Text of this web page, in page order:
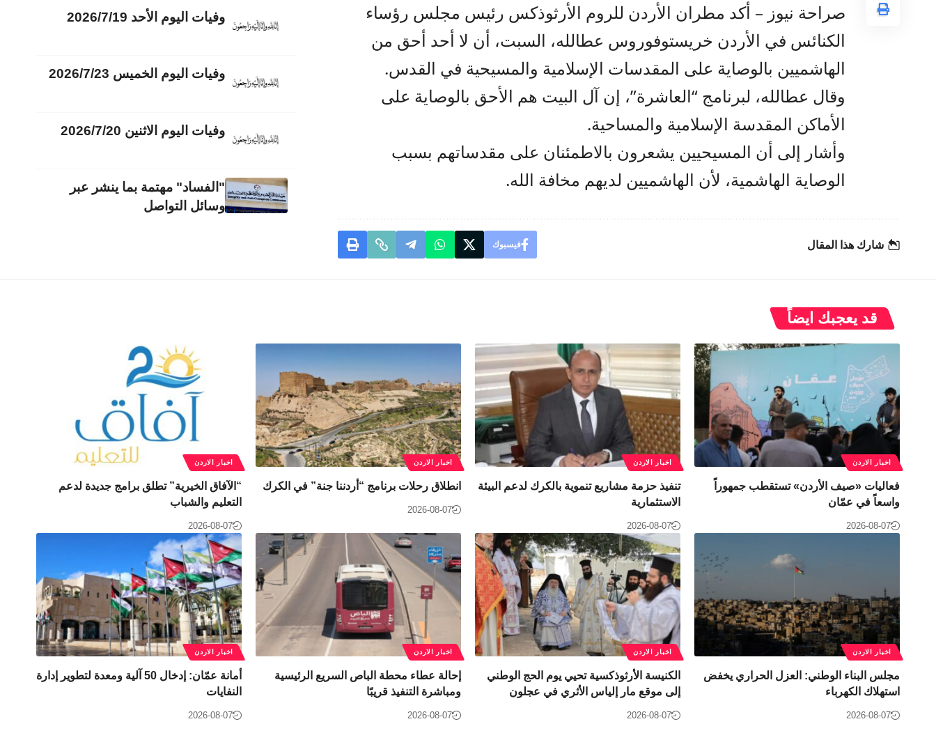
صراحة نيوز – أكد مطران الأردن للروم الأرثوذكس رئيس مجلس رؤساء
الكنائس في الأردن خريستوفوروس عطالله، السبت، أن لا أحد أحق من
الهاشميين بالوصاية على المقدسات الإسلامية والمسيحية في القدس.
وقال عطالله، لبرنامج “العاشرة”، إن آل البيت هم الأحق بالوصاية على
الأماكن المقدسة الإسلامية والمساحية.
وأشار إلى أن المسيحيين يشعرون بالاطمئنان على مقدساتهم بسبب
الوصاية الهاشمية، لأن الهاشميين لديهم مخافة الله.
شارك هذا المقال فيسبوك
وفيات اليوم الأحد 2026/7/19
وفيات اليوم الخميس 2026/7/23
وفيات اليوم الاثنين 2026/7/20
"الفساد" مهتمة بما ينشر عبر
وسائل التواصل
قد يعجبك ايضاً
اخبار الاردن
فعاليات «صيف الأردن» تستقطب جمهوراً
واسعاً في عمّان
2026-08-07
اخبار الاردن
تنفيذ حزمة مشاريع تنموية بالكرك لدعم البيئة
الاستثمارية
2026-08-07
اخبار الاردن
انطلاق رحلات برنامج “أردننا جنة” في الكرك
2026-08-07
اخبار الاردن
“الآفاق الخيرية” تطلق برامج جديدة لدعم
التعليم والشباب
2026-08-07
اخبار الاردن
مجلس البناء الوطني: العزل الحراري يخفض
استهلاك الكهرباء
2026-08-07
اخبار الاردن
الكنيسة الأرثوذكسية تحيي يوم الحج الوطني
إلى موقع مار إلياس الأثري في عجلون
2026-08-07
اخبار الاردن
إحالة عطاء محطة الباص السريع الرئيسية
ومباشرة التنفيذ قريبًا
2026-08-07
اخبار الاردن
أمانة عمّان: إدخال 50 آلية ومعدة لتطوير إدارة
النفايات
2026-08-07